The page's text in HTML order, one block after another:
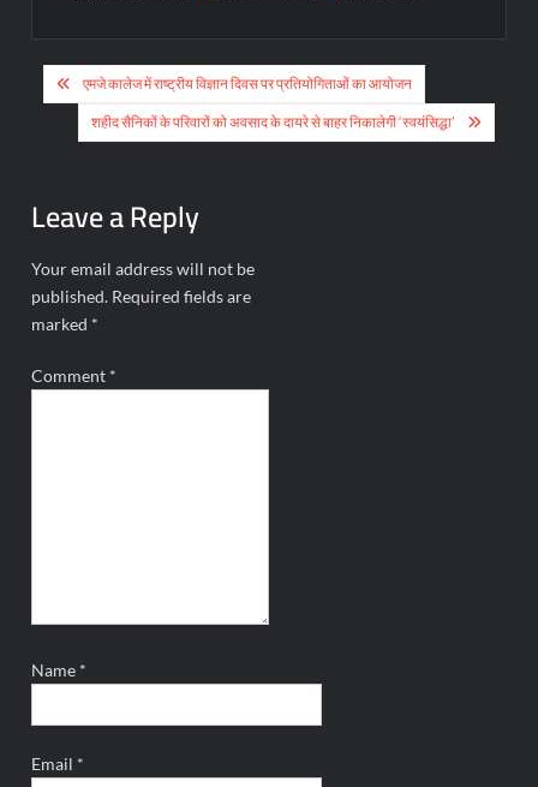
Post
navigation
एमजे कालेज में राष्ट्रीय विज्ञान दिवस पर प्रतियोगिताओं का आयोजन
शहीद सैनिकों के परिवारों को अवसाद के दायरे से बाहर निकालेगी ‘स्वयंसिद्धा’
Leave a Reply
Your email address will not be
published. Required fields are
marked *
Comment *
Name *
Email *